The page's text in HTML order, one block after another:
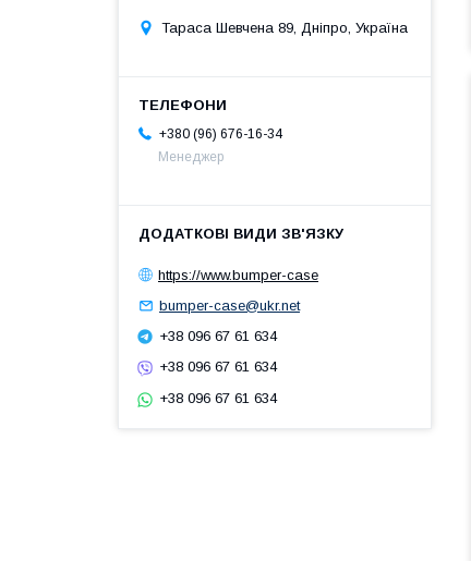
Тараса Шевчена 89, Дніпро, Україна
+380 (96) 676-16-34
Менеджер
https://www.bumper-case
bumper-case@ukr.net
+38 096 67 61 634
+38 096 67 61 634
+38 096 67 61 634